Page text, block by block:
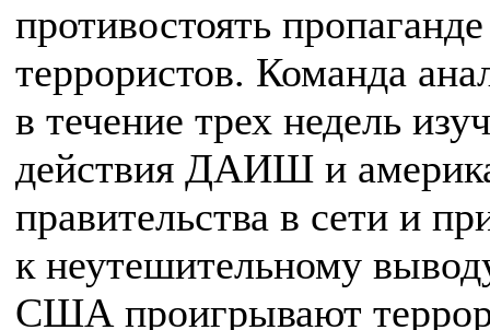
противостоять пропаганде
террористов. Команда
в течение трех недель
действия ДАИШ и
правительства в сети и
к неутешительному
США проигрывают